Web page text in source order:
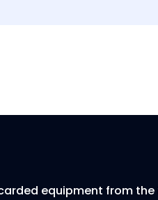
equipment from